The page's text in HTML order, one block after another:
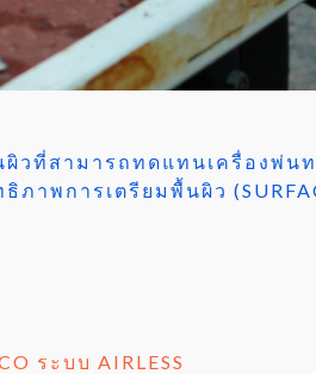
ผิวที่สามารถทดแทนเครื่องพ่
ภาพการเตรียมพื้นผิว
ระบบ AIRLESS